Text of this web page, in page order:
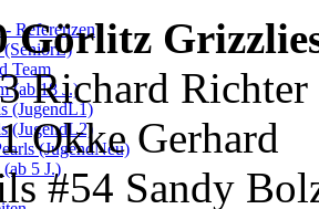
Referenzen
(SeniorL)
Team
(ab 18 J.)
(JugendL1)
(JugendL2)
(JugendNeu)
5 J.)
Görlitz
Richard Richter
Okke Gerhard
#54 Sandy